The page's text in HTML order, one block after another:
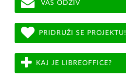
VAŠ ODZIV
PRIDRUŽI SE PROJEKTU!
KAJ JE LIBREOFFICE?